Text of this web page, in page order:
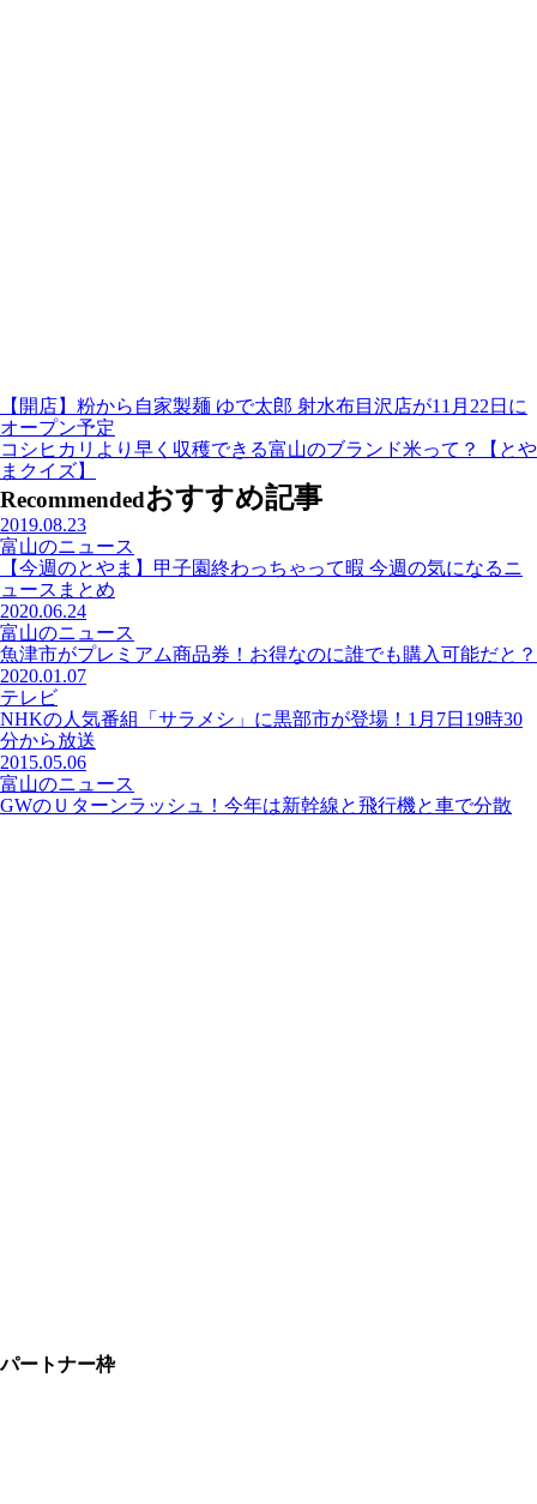
【開店】粉から自家製麺 ゆで太郎 射水布目沢店が11月22日に
オープン予定
コシヒカリより早く収穫できる富山のブランド米って？【とや
まクイズ】
Recommendedおすすめ記事
2019.08.23
富山のニュース
【今週のとやま】甲子園終わっちゃって暇 今週の気になるニ
ュースまとめ
2020.06.24
富山のニュース
魚津市がプレミアム商品券！お得なのに誰でも購入可能だと？
2020.01.07
テレビ
NHKの人気番組「サラメシ」に黒部市が登場！1月7日19時30
分から放送
2015.05.06
富山のニュース
GWのＵターンラッシュ！今年は新幹線と飛行機と車で分散
パートナー枠